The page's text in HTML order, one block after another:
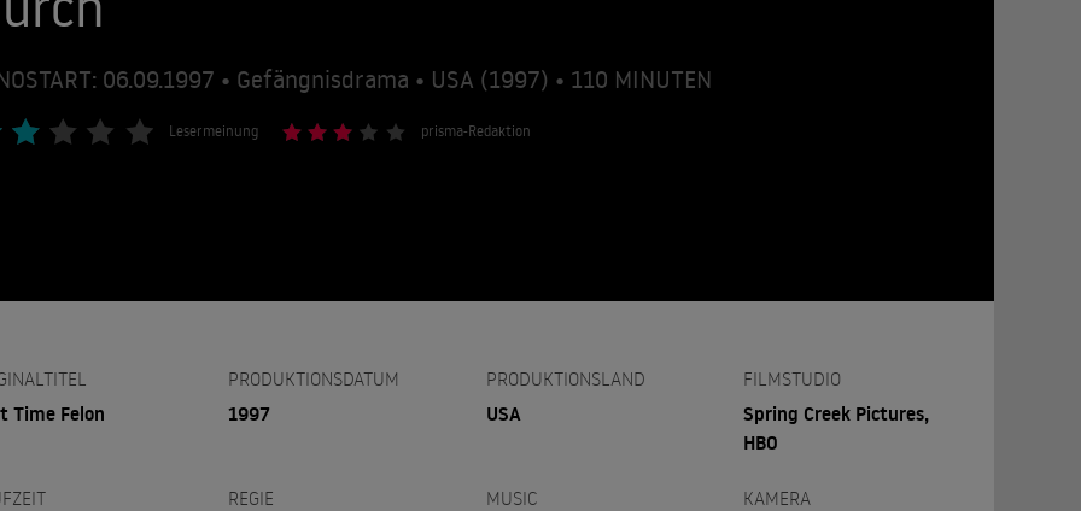
06.09.1997 • Gefängnisdrama • USA (1997) • 110 MINUTEN
Lesermeinung prisma-Redaktion
Time Felon
PRODUKTIONSDATUM
1997
PRODUKTIONSLAND
USA
FILMSTUDIO
Spring Creek Pictures,
HBO
REGIE MUSIC KAMERA